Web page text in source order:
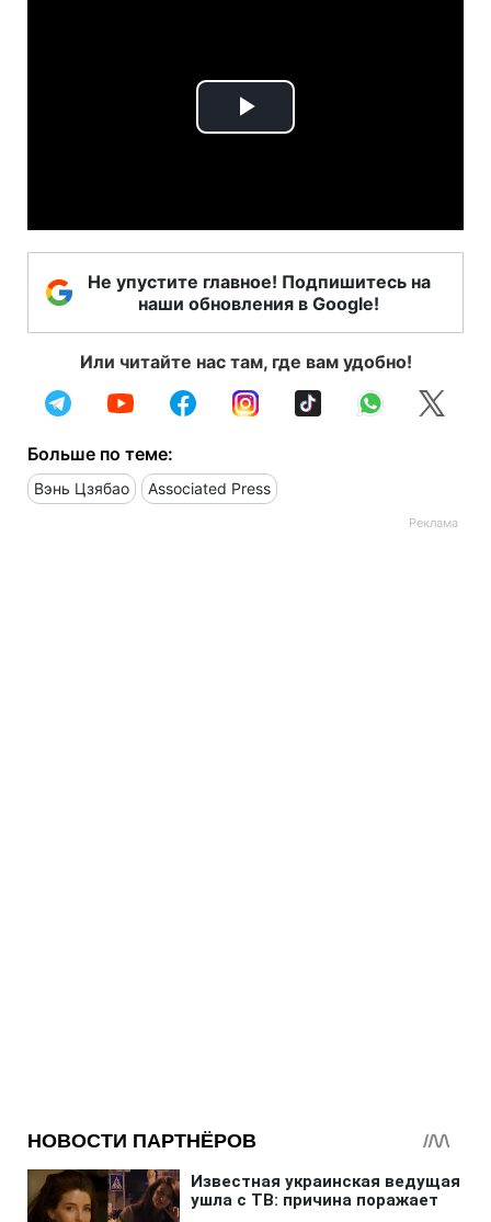
Play
Не упустите главное! Подпишитесь на
наши обновления в Google!
Или читайте нас там, где вам удобно!
Больше по теме:
Вэнь Цзябао Associated Press